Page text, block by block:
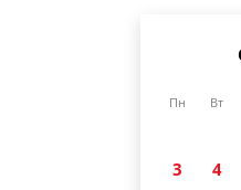
Пн Вт
3
4